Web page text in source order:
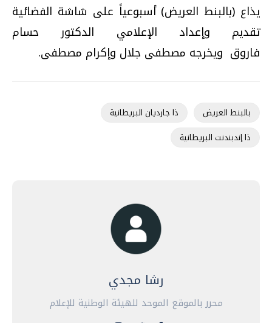
يذاع (بالبنط العريض) أسبوعياً على شاشة الفضائية
تقديم وإعداد الإعلامي الدكتور حسام
فاروق ويخرجه مصطفى جلال وإكرام مصطفى.
بالبنط العريض
ذا جارديان البريطانية
ذا إندبندنت البريطانية
رشا مجدي
محرر بالموقع الموحد للهيئة الوطنية للإعلام